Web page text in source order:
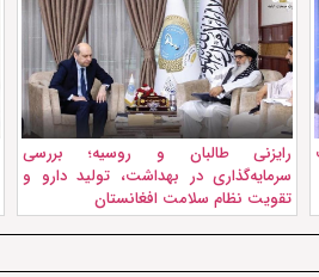
رایزنی طالبان و روسیه؛ بررسی
سرمایه‌گذاری در بهداشت، تولید دارو و
تقویت نظام سلامت افغانستان